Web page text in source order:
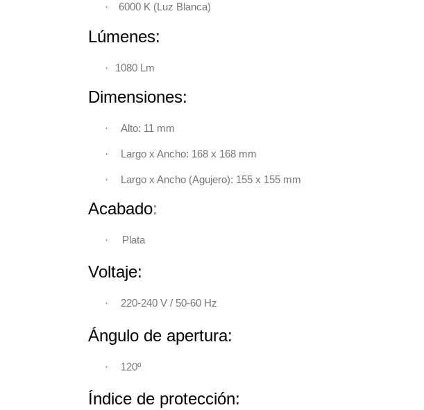
· 6000 K (Luz Blanca)
Lúmenes:
· 1080 Lm
Dimensiones:
· Alto: 11 mm
· Largo x Ancho: 168 x 168 mm
· Largo x Ancho (Agujero): 155 x 155 mm
Acabado:
· Plata
Voltaje:
· 220-240 V / 50-60 Hz
Ángulo de apertura:
· 120º
Índice de protección: